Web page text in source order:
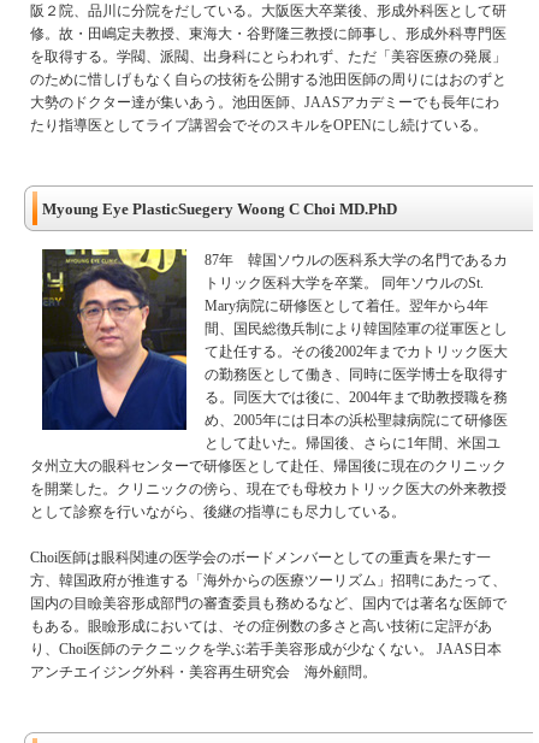
阪２院、品川に分院をだしている。大阪医大卒業後、形成外科医として研
修。故・田嶋定夫教授、東海大・谷野隆三教授に師事し、形成外科専門医
を取得する。学閥、派閥、出身科にとらわれず、ただ「美容医療の発展」
のために惜しげもなく自らの技術を公開する池田医師の周りにはおのずと
大勢のドクター達が集いあう。池田医師、JAASアカデミーでも長年にわ
たり指導医としてライブ講習会でそのスキルをOPENにし続けている。
Myoung Eye PlasticSuegery Woong C Choi MD.PhD
87年 韓国ソウルの医科系大学の名門であるカ
トリック医科大学を卒業。 同年ソウルのSt.
Mary病院に研修医として着任。翌年から4年
間、国民総徴兵制により韓国陸軍の従軍医とし
て赴任する。その後2002年までカトリック医大
の勤務医として働き、同時に医学博士を取得す
る。同医大では後に、2004年まで助教授職を務
め、2005年には日本の浜松聖隷病院にて研修医
として赴いた。帰国後、さらに1年間、米国ユ
タ州立大の眼科センターで研修医として赴任、帰国後に現在のクリニック
を開業した。クリニックの傍ら、現在でも母校カトリック医大の外来教授
として診察を行いながら、後継の指導にも尽力している。
Choi医師は眼科関連の医学会のボードメンバーとしての重責を果たす一
方、韓国政府が推進する「海外からの医療ツーリズム」招聘にあたって、
国内の目瞼美容形成部門の審査委員も務めるなど、国内では著名な医師で
もある。眼瞼形成においては、その症例数の多さと高い技術に定評があ
り、Choi医師のテクニックを学ぶ若手美容形成が少なくない。 JAAS日本
アンチエイジング外科・美容再生研究会 海外顧問。